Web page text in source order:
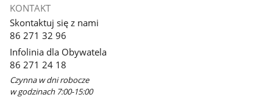
nowym
KONTAKT
Skontaktuj się z nami
86 271 32 96
Infolinia dla Obywatela
86 271 24 18
Czynna w dni robocze
w godzinach 7:00-15:00